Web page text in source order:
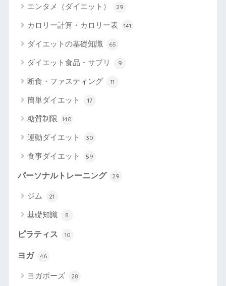
エンタメ（ダイエット） 29
カロリー計算・カロリー表 141
ダイエットの基礎知識 65
ダイエット食品・サプリ 9
断食・ファスティング 11
簡単ダイエット 17
糖質制限 140
運動ダイエット 30
食事ダイエット 59
パーソナルトレーニング 29
ジム 21
基礎知識 8
ピラティス 10
ヨガ 46
ヨガポーズ 28